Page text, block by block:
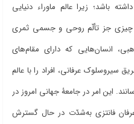
باشد؛ زیرا عالم ماوراء دنیایی
چیزی جز تألّم روحی و جسمی ثمری
انسانهایی که دارای مقامهای
سیروسلوک عرفانی، افراد را با عالم
این امر در جامعۀ جهانی امروز در
فانتزی به‌شدّت در حال گسترش